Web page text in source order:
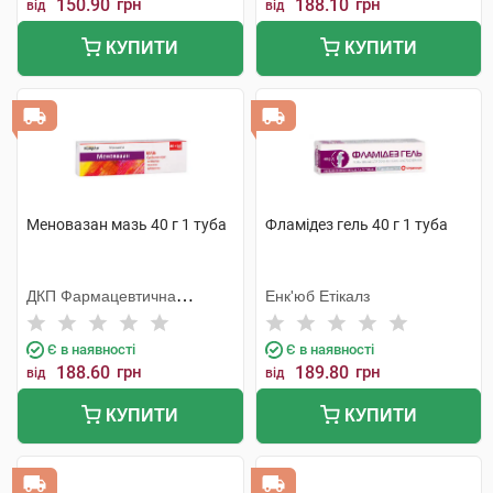
від 150.90 грн
КУПИТИ
від 188.10 грн
КУПИТИ
Меновазан мазь 40 г 1 туба
ДКП Фармацевтична
фабрика
Є в наявності
від 188.60 грн
КУПИТИ
Фламідез гель 40 г 1 туба
Енк'юб Етікалз
Є в наявності
від 189.80 грн
КУПИТИ